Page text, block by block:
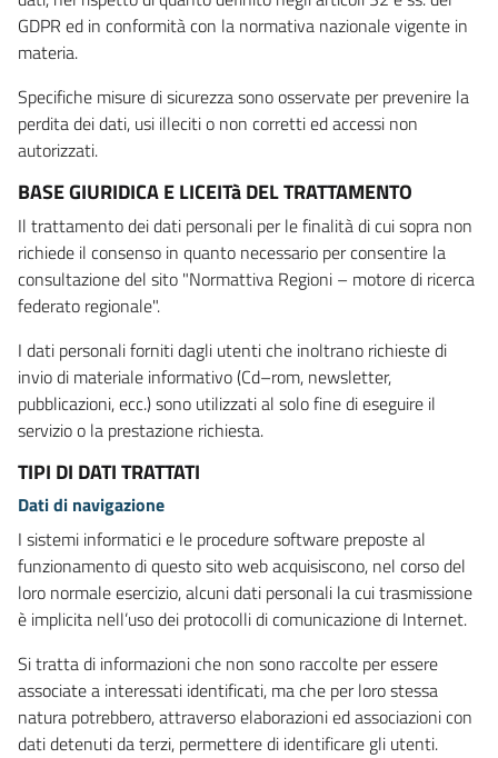
GDPR ed in conformità con la normativa nazionale vigente in
materia.
Specifiche misure di sicurezza sono osservate per prevenire la
perdita dei dati, usi illeciti o non corretti ed accessi non
autorizzati.
BASE GIURIDICA E LICEITà DEL TRATTAMENTO
Il trattamento dei dati personali per le finalità di cui sopra non
richiede il consenso in quanto necessario per consentire la
consultazione del sito "Normattiva Regioni – motore di ricerca
federato regionale".
I dati personali forniti dagli utenti che inoltrano richieste di
invio di materiale informativo (Cd–rom, newsletter,
pubblicazioni, ecc.) sono utilizzati al solo fine di eseguire il
servizio o la prestazione richiesta.
TIPI DI DATI TRATTATI
Dati di navigazione
I sistemi informatici e le procedure software preposte al
funzionamento di questo sito web acquisiscono, nel corso del
loro normale esercizio, alcuni dati personali la cui trasmissione
è implicita nell’uso dei protocolli di comunicazione di Internet.
Si tratta di informazioni che non sono raccolte per essere
associate a interessati identificati, ma che per loro stessa
natura potrebbero, attraverso elaborazioni ed associazioni con
dati detenuti da terzi, permettere di identificare gli utenti.